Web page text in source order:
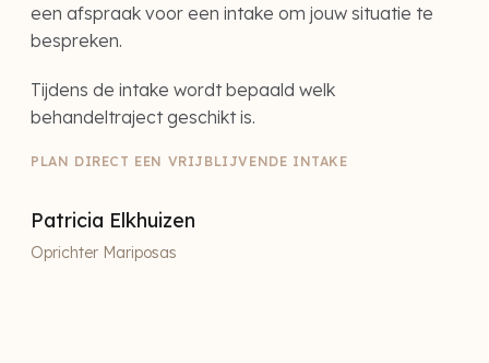
een afspraak voor een intake om jouw situatie te
bespreken.
Tijdens de intake wordt bepaald welk
behandeltraject geschikt is.
PLAN DIRECT EEN VRIJBLIJVENDE INTAKE
Patricia Elkhuizen
Oprichter Mariposas